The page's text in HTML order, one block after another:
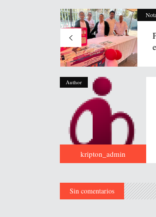
Author
kripton_admin
Sin comentarios